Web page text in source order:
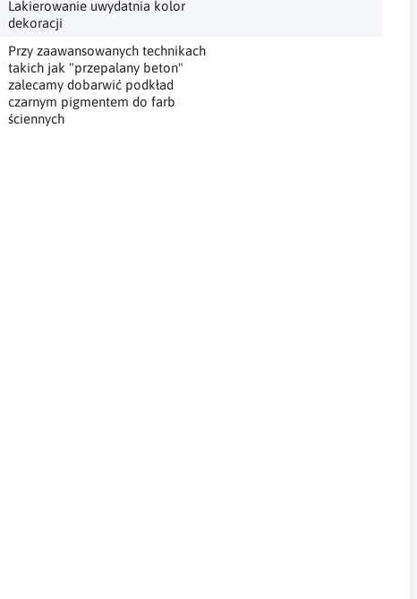
Lakierowanie uwydatnia kolor
dekoracji
Przy zaawansowanych technikach
takich jak "przepalany beton"
zalecamy dobarwić podkład
czarnym pigmentem do farb
ściennych